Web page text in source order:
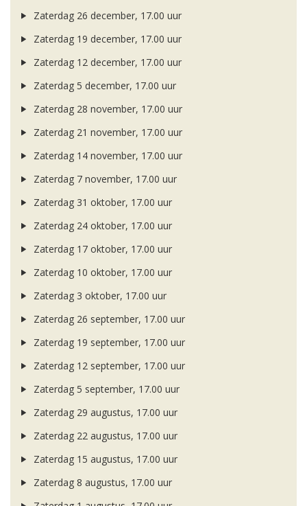
Zaterdag 26 december, 17.00 uur
Zaterdag 19 december, 17.00 uur
Zaterdag 12 december, 17.00 uur
Zaterdag 5 december, 17.00 uur
Zaterdag 28 november, 17.00 uur
Zaterdag 21 november, 17.00 uur
Zaterdag 14 november, 17.00 uur
Zaterdag 7 november, 17.00 uur
Zaterdag 31 oktober, 17.00 uur
Zaterdag 24 oktober, 17.00 uur
Zaterdag 17 oktober, 17.00 uur
Zaterdag 10 oktober, 17.00 uur
Zaterdag 3 oktober, 17.00 uur
Zaterdag 26 september, 17.00 uur
Zaterdag 19 september, 17.00 uur
Zaterdag 12 september, 17.00 uur
Zaterdag 5 september, 17.00 uur
Zaterdag 29 augustus, 17.00 uur
Zaterdag 22 augustus, 17.00 uur
Zaterdag 15 augustus, 17.00 uur
Zaterdag 8 augustus, 17.00 uur